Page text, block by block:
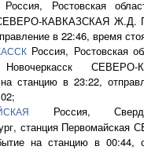
Россия, Ростовская
КАВКАЗСКАЯ Ж.Д.
в 22:46, время
Россия, Ростовская
Новочеркасск
станцию в 23:22,
Россия,
станция
на станцию в 00:44,